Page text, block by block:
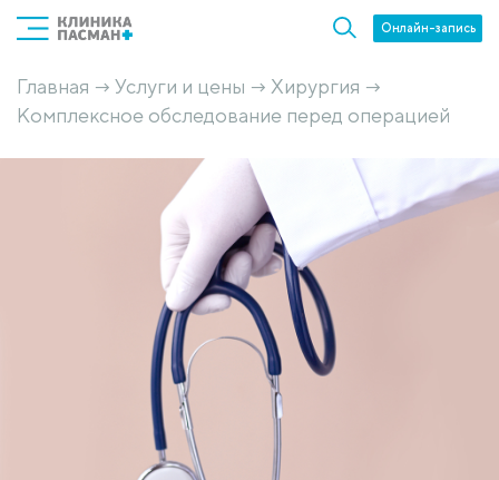
Онлайн-запись
Главная → Услуги и цены → Хирургия →
Комплексное обследование перед операцией